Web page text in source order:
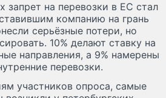
запрет на перевозки в ЕС стал
компанию на грань
серьёзные потери, но
10% делают ставку на
направления, а 9% намерены
перевозки.
участников опроса, самые